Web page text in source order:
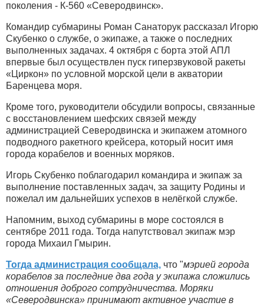
поколения - К-560 «Северодвинск».
Командир субмарины Роман Санаторук рассказал Игорю
Скубенко о службе, о экипаже, а также о последних
выполненных задачах. 4 октября с борта этой АПЛ
впервые был осуществлен пуск гиперзвуковой ракеты
«Циркон» по условной морской цели в акватории
Баренцева моря.
Кроме того, руководители обсудили вопросы, связанные
с восстановлением шефских связей между
администрацией Северодвинска и экипажем атомного
подводного ракетного крейсера, который носит имя
города корабелов и военных моряков.
Игорь Скубенко поблагодарил командира и экипаж за
выполнение поставленных задач, за защиту Родины и
пожелал им дальнейших успехов в нелёгкой службе.
Напомним, выход субмарины в море состоялся в
сентябре 2011 года. Тогда напутствовал экипаж мэр
города Михаил Гмырин.
Тогда администрация сообщала, что "мэрией города
корабелов за последние два года у экипажа сложились
отношения доброго сотрудничества. Моряки
«Северодвинска» принимают активное участие в